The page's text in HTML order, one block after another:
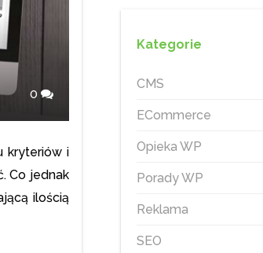
0
kryteriów i
Co jednak
ilością
Kategorie
CMS
ECommerce
Opieka WP
Porady WP
Reklama
SEO